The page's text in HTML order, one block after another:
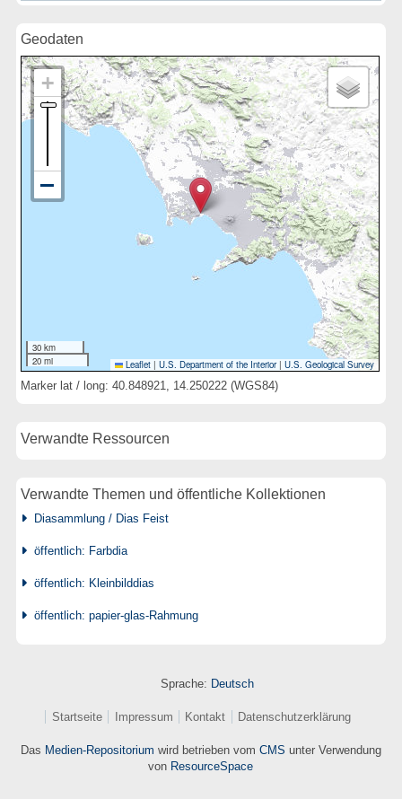
Geodaten
30 km
20 mi
Leaflet | U.S. Department of the Interior|U.S. Geological Survey
Marker lat / long: 40.848921, 14.250222 (WGS84)
Verwandte Ressourcen
Verwandte Themen und öffentliche Kollektionen
Diasammlung / Dias Feist
öffentlich: Farbdia
öffentlich: Kleinbilddias
öffentlich: papier-glas-Rahmung
Sprache: Deutsch
Startseite Impressum Kontakt Datenschutzerklärung
Das Medien-Repositorium wird betrieben vom CMS unter Verwendung
von ResourceSpace